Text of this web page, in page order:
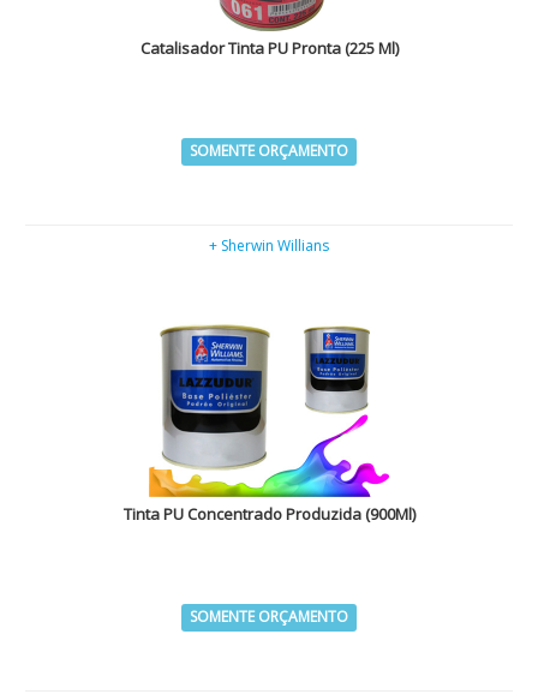
Catalisador Tinta PU Pronta (225 Ml)
SOMENTE ORÇAMENTO
+ Sherwin Willians
Tinta PU Concentrado Produzida (900Ml)
SOMENTE ORÇAMENTO